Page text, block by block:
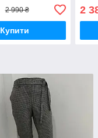
2 990 ₴
Купити
2